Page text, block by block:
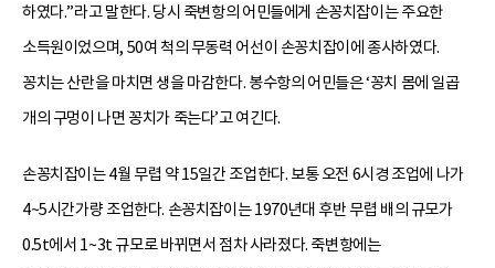
하였다.”라고 말한다. 당시 죽변항의 어민들에게 손꽁치잡이는 주요한
소득원이었으며, 50여 척의 무동력 어선이 손꽁치잡이에 종사하였다.
꽁치는 산란을 마치면 생을 마감한다. 봉수항의 어민들은 ‘꽁치 몸에 일곱
개의 구멍이 나면 꽁치가 죽는다’고 여긴다.
손꽁치잡이는 4월 무렵 약 15일간 조업한다. 보통 오전 6시경 조업에 나가
4~5시간가량 조업한다. 손꽁치잡이는 1970년대 후반 무렵 배의 규모가
0.5t에서 1~3t 규모로 바뀌면서 점차 사라졌다. 죽변항에는